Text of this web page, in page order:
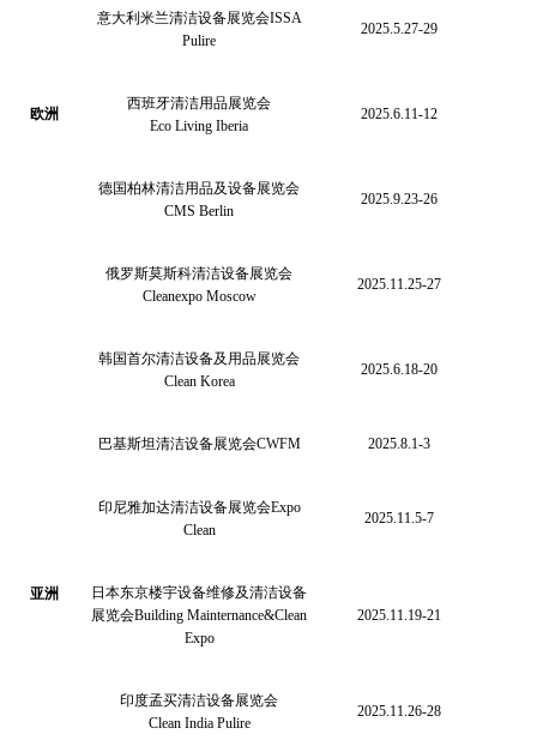
欧洲
意大利米兰清洁设备展览会ISSA
Pulire
2025.5.27-29
西班牙清洁用品展览会
Eco Living Iberia
2025.6.11-12
德国柏林清洁用品及设备展览会
CMS Berlin
2025.9.23-26
俄罗斯莫斯科清洁设备展览会
Cleanexpo Moscow
2025.11.25-27
亚洲
韩国首尔清洁设备及用品展览会
Clean Korea
2025.6.18-20
巴基斯坦清洁设备展览会CWFM 2025.8.1-3
印尼雅加达清洁设备展览会Expo
Clean
2025.11.5-7
日本东京楼宇设备维修及清洁设备
展览会Building Mainternance&Clean
Expo
2025.11.19-21
印度孟买清洁设备展览会
Clean India Pulire
2025.11.26-28